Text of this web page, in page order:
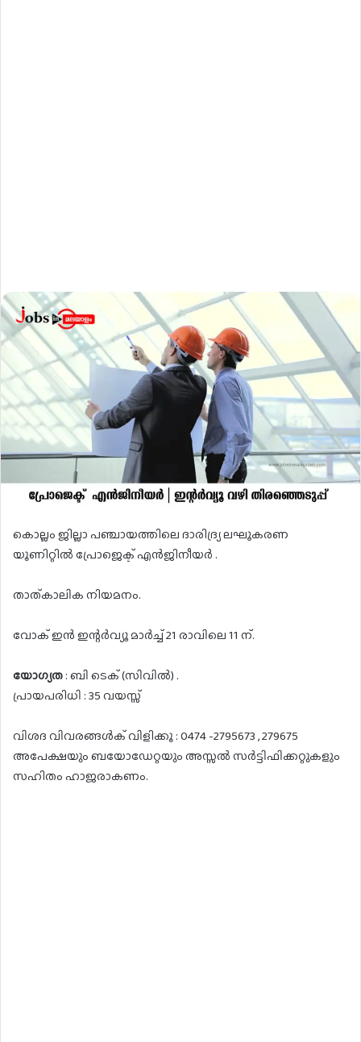
കൊല്ലം ജില്ലാ പഞ്ചായത്തിലെ ദാരിദ്ര്യ ലഘൂകരണ
യൂണിറ്റിൽ പ്രോജെക്ട് എൻജിനീയർ .
താത്കാലിക നിയമനം.
വോക് ഇൻ ഇന്റർവ്യൂ മാർച്ച് 21 രാവിലെ 11 ന്.
യോഗ്യത: ബി ടെക് (സിവിൽ) .
പ്രായപരിധി : 35 വയസ്സ്
വിശദ വിവരങ്ങൾക് വിളിക്കൂ : 0474 -2795673 , 279675
അപേക്ഷയും ബയോഡേറ്റയും അസ്സൽ സർട്ടിഫിക്കറ്റുകളും
സഹിതം ഹാജരാകണം.